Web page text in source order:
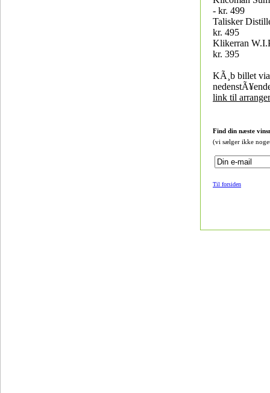
- kr. 499
Talisker
kr. 495
Klikerran
kr. 395
KÃ¸b billet via
link til
Find din næste
(vi sælger ikke
Til forsiden